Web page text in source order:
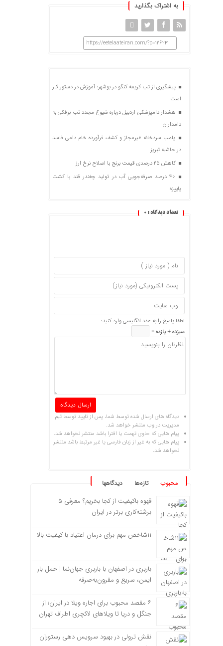
به اشتراک بگذارید
https://eetelaateiran.com/?p=126241
پیشگیری از تب کریمه کنگو در بوشهر؛ آموزش در دستور کار
است
هشدار دامپزشکی اردبیل درباره شیوع مجدد تب برفکی به
دامداران
پلمب سردخانه غیرمجاز و کشف فرآورده خام دامی فاسد
در حاشیه تبریز
کاهش ۲۵ درصدی قیمت برنج با اصلاح نرخ ارز
۴۰ درصد صرفه‌جویی آب در تولید چغندر قند با کشت
پاییزه
تعداد دیدگاه : 0
لطفا پاسخ را به عدد انگلیسی وارد کنید:
سیزده + یازده =
دیدگاه های ارسال شده توسط شما، پس از تایید توسط تیم
مدیریت در وب منتشر خواهد شد.
پیام هایی که حاوی تهمت یا افترا باشد منتشر نخواهد شد.
پیام هایی که به غیر از زبان فارسی یا غیر مرتبط باشد منتشر
نخواهد شد.
محبوب تازه‌ها دیدگاهها
قهوه باکیفیت از کجا بخریم؟ معرفی ۵
برشته‌کاری برتر در ایران
۱۱شاخص مهم برای درمان اعتیاد با کیفیت بالا
باربری در اصفهان با باربری جهان‌نما | حمل بار
ایمن، سریع و مقرون‌به‌صرفه
۶ مقصد محبوب برای اجاره ویلا در ایران؛ از
جنگل و دریا تا ویلاهای لاکچری اطراف تهران
نقش ترولی در بهبود سرویس دهی رستوران